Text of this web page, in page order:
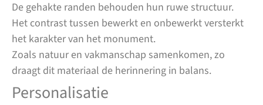
De gehakte randen behouden hun ruwe structuur.
Het contrast tussen bewerkt en onbewerkt versterkt
het karakter van het monument.
Zoals natuur en vakmanschap samenkomen, zo
draagt dit materiaal de herinnering in balans.
Personalisatie